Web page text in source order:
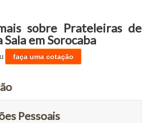
sobre Prateleiras de
em Sorocaba
faça uma cotação
Pessoais